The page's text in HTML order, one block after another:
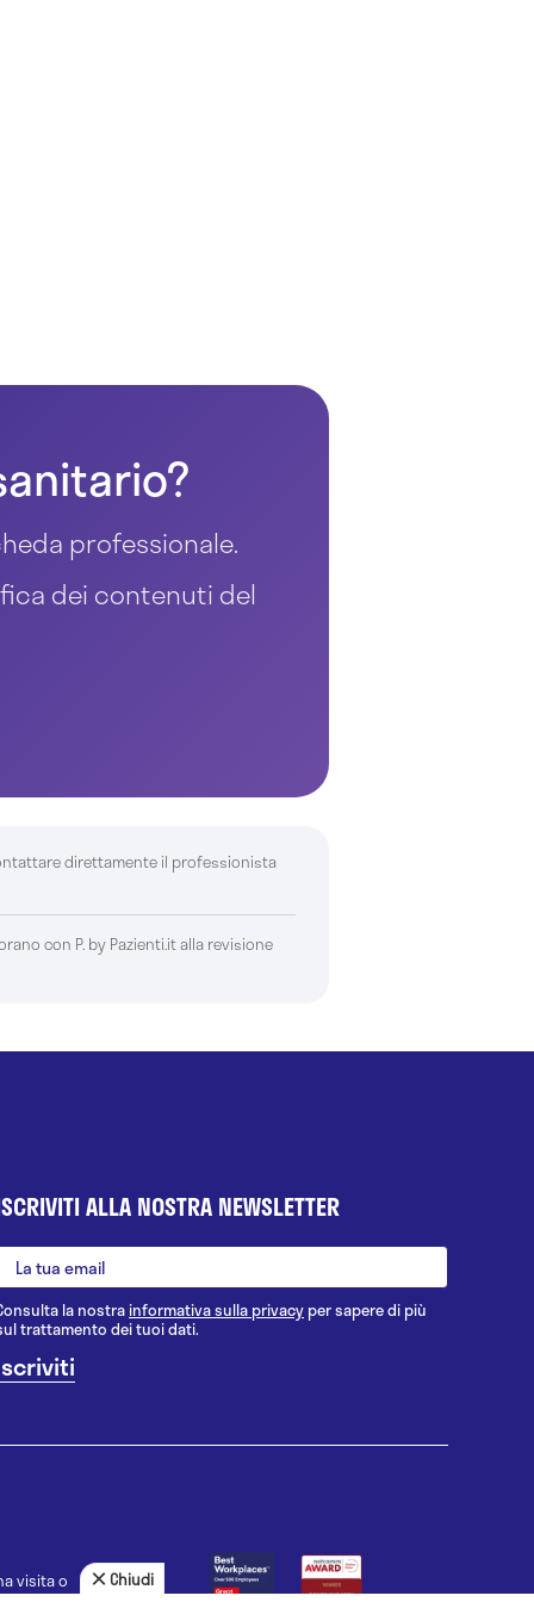
professionale.
dei contenuti del
direttamente il professionista
con P. by Pazienti.it alla revisione
ALLA NOSTRA NEWSLETTER
la nostrainformativa sulla privacy per sapere di più
trattamento dei tuoi dati.
visita o
Chiudi